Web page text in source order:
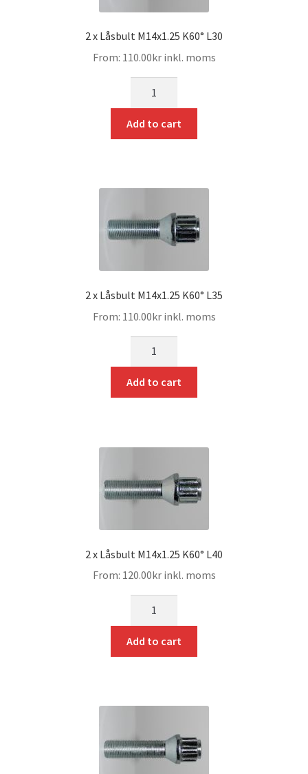
2 x Låsbult M14x1.25 K60° L30
From: 110.00krinkl. moms
Add to cart
2 x Låsbult M14x1.25 K60° L35
From: 110.00krinkl. moms
Add to cart
2 x Låsbult M14x1.25 K60° L40
From: 120.00krinkl. moms
Add to cart